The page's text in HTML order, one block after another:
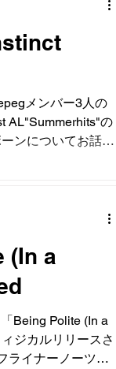
メンバー3人の
AL"Summerhits"の
ンについてお話し
(In a
Being Polite (In a
ジカルリリースさ
ライナーノーツ、